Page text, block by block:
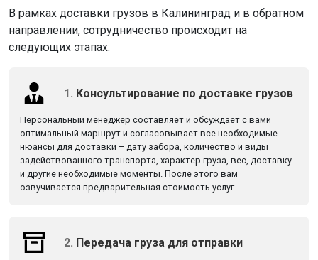
В рамках доставки грузов в Калининград и в обратном
направлении, сотрудничество происходит на
следующих этапах:
1. Консультирование по доставке грузов
Персональный менеджер составляет и обсуждает с вами
оптимальный маршрут и согласовывает все необходимые
нюансы для доставки – дату забора, количество и виды
задействованного транспорта, характер груза, вес, доставку
и другие необходимые моменты. После этого вам
озвучивается предварительная стоимость услуг.
2. Передача груза для отправки